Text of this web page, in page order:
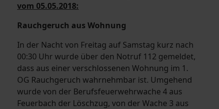
vom 05.05.2018:
Rauchgeruch aus Wohnung
In der Nacht von Freitag auf Samstag kurz nach
00:30 Uhr wurde über den Notruf 112 gemeldet,
dass aus einer verschlossenen Wohnung im 1.
OG Rauchgeruch wahrnehmbar ist. Umgehend
wurde von der Berufsfeuerwehrwache 4 aus
Feuerbach der Löschzug, von der Wache 3 aus